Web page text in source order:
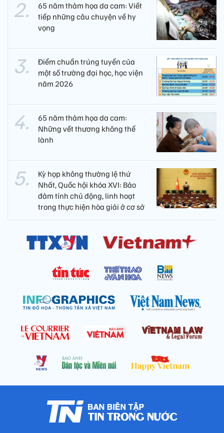
65 năm thảm họa da cam: Viết
tiếp những câu chuyện về hy
vọng
Điểm chuẩn trúng tuyển của
một số trường đại học, học viện
năm 2026
65 năm thảm họa da cam:
Những vết thương không thể
lành
Kỳ họp không thường lệ thứ
Nhất, Quốc hội khóa XVI: Bảo
đảm tính chủ động, linh hoạt
trong thực hiện hòa giải ở cơ sở